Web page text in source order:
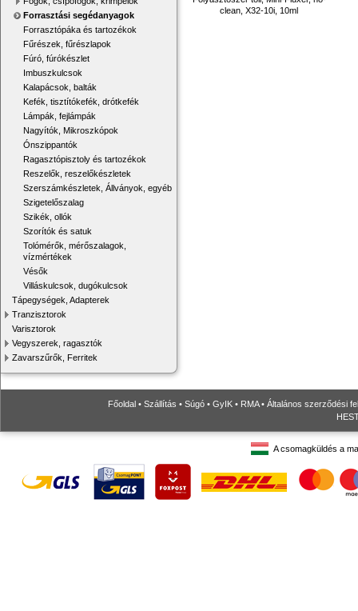
Forrasztási segédanyagok
Forrasztópáka és tartozékok
Fűrészek, fűrészlapok
Fúró, fúrókészlet
Imbuszkulcsok
Kalapácsok, balták
Kefék, tisztítókefék, drótkefék
Lámpák, fejlámpák
Nagyítók, Mikroszkópok
Ónszippantók
Ragasztópisztoly és tartozékok
Reszelők, reszelőkészletek
Szerszámkészletek, Állványok, egyéb
Szigetelőszalag
Szikék, ollók
Szorítók és satuk
Tolómérők, mérőszalagok,
vízmértékek
Vésők
Villáskulcsok, dugókulcsok
Tápegységek, Adapterek
Tranzisztorok
Varisztorok
Vegyszerek, ragasztók
Zavarszűrők, Ferritek
clean, X32-10i, 10ml
Főoldal • Szállítás • Súgó • GyIK • RMA• Általános szerződési
A csomagküldés a